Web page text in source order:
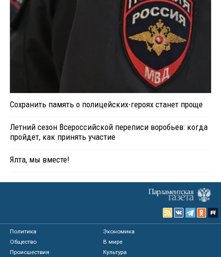
Сохранить память о полицейских-героях станет проще
Летний сезон Всероссийской переписи воробьев: когда
пройдет, как принять участие
Ялта, мы вместе!
Политика
Экономика
Общество
В мире
Происшествия
Культура